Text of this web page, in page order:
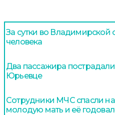
За сутки во Владимирской
человека
Два пассажира
Юрьевце
Сотрудники МЧС спасли
молодую мать и её